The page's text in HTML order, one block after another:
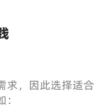
求，因此选择适合